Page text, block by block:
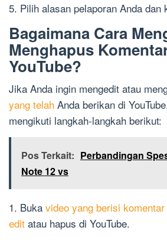
5. Pilih alasan pelaporan Anda dan
Bagaimana Cara
Menghapus
YouTube?
Jika Anda ingin mengedit atau
yang telah Anda berikan di
mengikuti langkah-langkah berikut:
Pos Terkait: Perbandingan
Note 12 vs
1. Buka video yang berisi
edit atau hapus di YouTube.